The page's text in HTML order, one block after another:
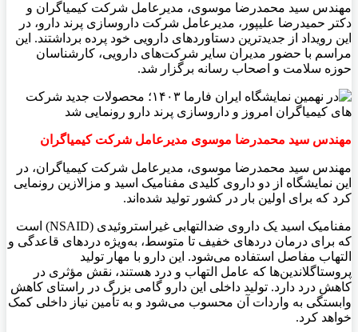
مهندس سید محمدرضا موسوی، مدیرعامل شرکت کیمیاگران و
دکتر حمیدرضا علیپور، مدیرعامل شرکت داروسازی پرند دارو، در
این رویداد از جدیدترین دستاوردهای دارویی خود پرده برداشتند. این
مراسم با حضور مدیران سایر شرکت‌های دارویی، کارشناسان
حوزه سلامت و اصحاب رسانه برگزار شد.
مهندس سید محمدرضا موسوی مدیرعامل شرکت کیمیاگران
مهندس سید محمدرضا موسوی، مدیرعامل شرکت کیمیاگران، در
این نمایشگاه از دو داروی کلیدی مفنامیک اسید و مزالازین رونمایی
کرد که برای اولین بار در کشور تولید شده‌اند.
مفنامیک اسید یک داروی ضدالتهابی غیراستروئیدی (NSAID) است
که برای درمان دردهای خفیف تا متوسط، به‌ویژه دردهای قاعدگی و
التهاب مفاصل استفاده می‌شود. این دارو با مهار تولید
پروستاگلاندین‌ها که عامل التهاب و درد هستند، نقش مؤثری در
کاهش درد دارد. تولید داخلی این دارو گامی بزرگ در راستای کاهش
وابستگی به واردات آن محسوب می‌شود و به تأمین نیاز داخلی کمک
خواهد کرد.